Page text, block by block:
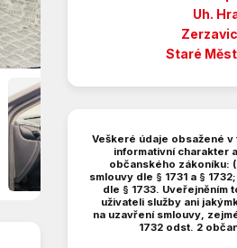
Uh.
Staré
Veškeré údaje obsažené
informativní charakter
občanského zákoníku:
smlouvy dle § 1731 a §
dle § 1733. Uveřejněním
uživateli služby ani
na uzavření smlouvy,
1732 odst. 2